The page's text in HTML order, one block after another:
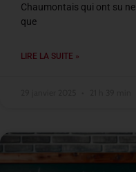
Chaumontais qui ont su
que
LIRE LA SUITE »